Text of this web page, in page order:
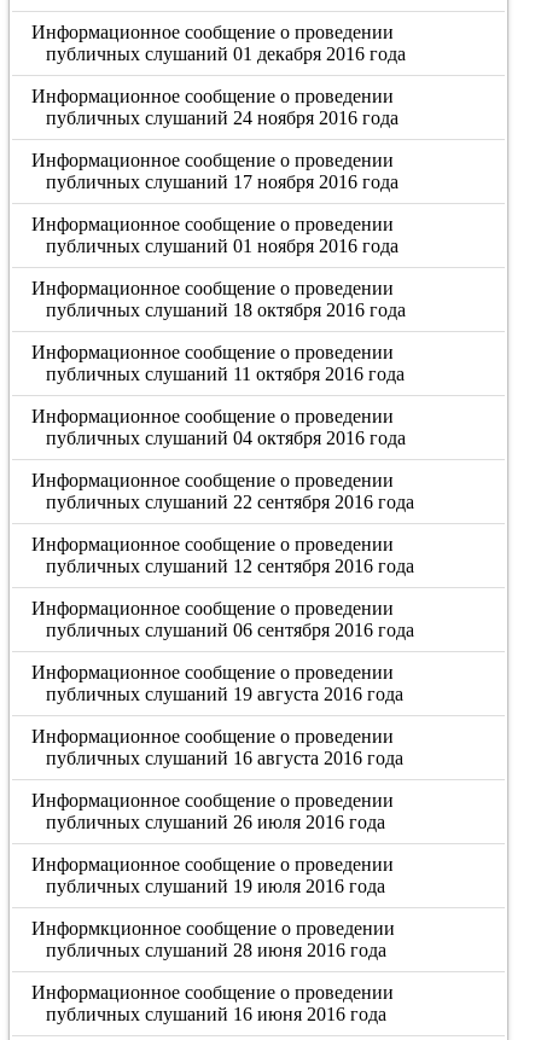
Информационное сообщение о проведении
публичных слушаний 01 декабря 2016 года
Информационное сообщение о проведении
публичных слушаний 24 ноября 2016 года
Информационное сообщение о проведении
публичных слушаний 17 ноября 2016 года
Информационное сообщение о проведении
публичных слушаний 01 ноября 2016 года
Информационное сообщение о проведении
публичных слушаний 18 октября 2016 года
Информационное сообщение о проведении
публичных слушаний 11 октября 2016 года
Информационное сообщение о проведении
публичных слушаний 04 октября 2016 года
Информационное сообщение о проведении
публичных слушаний 22 сентября 2016 года
Информационное сообщение о проведении
публичных слушаний 12 сентября 2016 года
Информационное сообщение о проведении
публичных слушаний 06 сентября 2016 года
Информационное сообщение о проведении
публичных слушаний 19 августа 2016 года
Информационное сообщение о проведении
публичных слушаний 16 августа 2016 года
Информационное сообщение о проведении
публичных слушаний 26 июля 2016 года
Информационное сообщение о проведении
публичных слушаний 19 июля 2016 года
Информкционное сообщение о проведении
публичных слушаний 28 июня 2016 года
Информационное сообщение о проведении
публичных слушаний 16 июня 2016 года